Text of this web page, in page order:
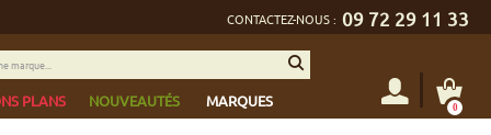
CONTACTEZ-NOUS : 09 72 29 11 33
PLANS NOUVEAUTÉS MARQUES 0